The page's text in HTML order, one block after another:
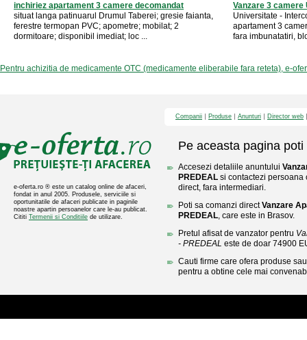
inchiriez apartament 3 camere decomandat
situat langa patinuarul Drumul Taberei; gresie faianta,
ferestre termopan PVC; apometre; mobilat; 2
dormitoare; disponibil imediat; loc ...
Vanzare 3
Universitate -
apartament 3
fara imbunatatiri,
Pentru achizitia de medicamente OTC (medicamente eliberabile fara reteta), e-
e-oferta.ro ® este un catalog online de afaceri,
fondat in anul 2005. Produsele, serviciile si
oportunitatile de afaceri publicate in paginile
noastre apartin persoanelor care le-au publicat.
Cititi Termenii si Conditiile de utilizare.
Companii Produse Anunturi Director web
Pe aceasta pagina poti
Accesezi detaliile anuntului
PREDEAL si contactezi persoana
direct, fara intermediari.
Poti sa comanzi directVanzare
PREDEAL, care este in Brasov.
Pretul afisat de vanzator pentru
- PREDEAL este de doar 74900
Cauti firme care ofera produse
pentru a obtine cele mai